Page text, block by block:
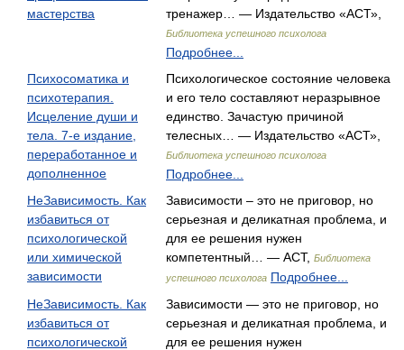
мастерства
тренажер… — Издательство «АСТ»,
Библиотека успешного психолога
Подробнее...
Психосоматика и
психотерапия.
Исцеление души и
тела. 7-е издание,
переработанное и
дополненное
Психологическое состояние человека
и его тело составляют неразрывное
единство. Зачастую причиной
телесных… — Издательство «АСТ»,
Библиотека успешного психолога
Подробнее...
НеЗависимость. Как
избавиться от
психологической
или химической
зависимости
Зависимости – это не приговор, но
серьезная и деликатная проблема, и
для ее решения нужен
компетентный… — АСТ, Библиотека
успешного психолога Подробнее...
НеЗависимость. Как
избавиться от
психологической
Зависимости — это не приговор, но
серьезная и деликатная проблема, и
для ее решения нужен